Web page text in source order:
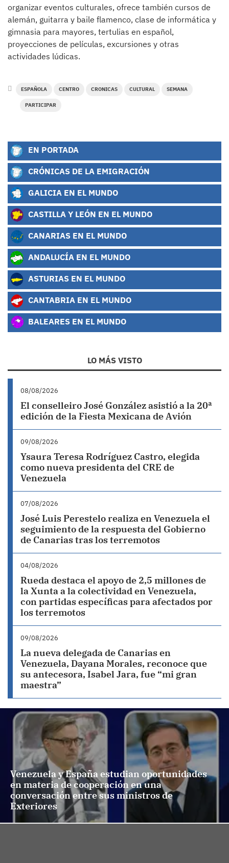
organizar eventos culturales, ofrece también cursos de
alemán, guitarra y baile flamenco, clase de informática y
gimnasia para mayores, tertulias en español,
proyecciones de películas, excursiones y otras
actividades lúdicas.
ESPAÑOLA CENTRO CRONICAS CULTURAL SEMANA
PARTICIPAR
EN PORTADA
CRÓNICAS DE LA EMIGRACIÓN
GALICIA EN EL MUNDO
CASTILLA Y LEÓN EN EL MUNDO
CANARIAS EN EL MUNDO
ANDALUCÍA EN EL MUNDO
ASTURIAS EN EL MUNDO
CANTABRIA EN EL MUNDO
BALEARES EN EL MUNDO
LO MÁS VISTO
08/08/2026
El conselleiro José González asistió a la 20ª
edición de la Fiesta Mexicana de Avión
09/08/2026
Ysaura Teresa Rodríguez Castro, elegida
como nueva presidenta del CRE de
Venezuela
07/08/2026
José Luis Perestelo realiza en Venezuela el
seguimiento de la respuesta del Gobierno
de Canarias tras los terremotos
04/08/2026
Rueda destaca el apoyo de 2,5 millones de
la Xunta a la colectividad en Venezuela,
con partidas específicas para afectados por
los terremotos
09/08/2026
La nueva delegada de Canarias en
Venezuela, Dayana Morales, reconoce que
su antecesora, Isabel Jara, fue “mi gran
maestra”
Venezuela y España estudian oportunidades
en materia de cooperación en una
conversación entre sus ministros de
Exteriores